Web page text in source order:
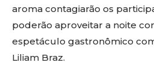
aroma contagiarão os
poderão aproveitar a noite
espetáculo gastronômico
Liliam Braz.